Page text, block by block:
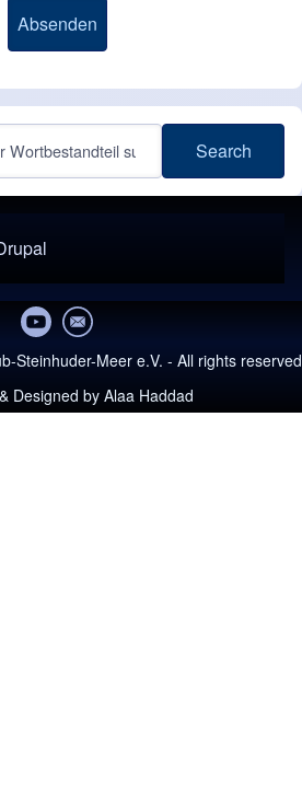
Steinhuder-Meer e.V. - All rights reserved
Designed by Alaa Haddad